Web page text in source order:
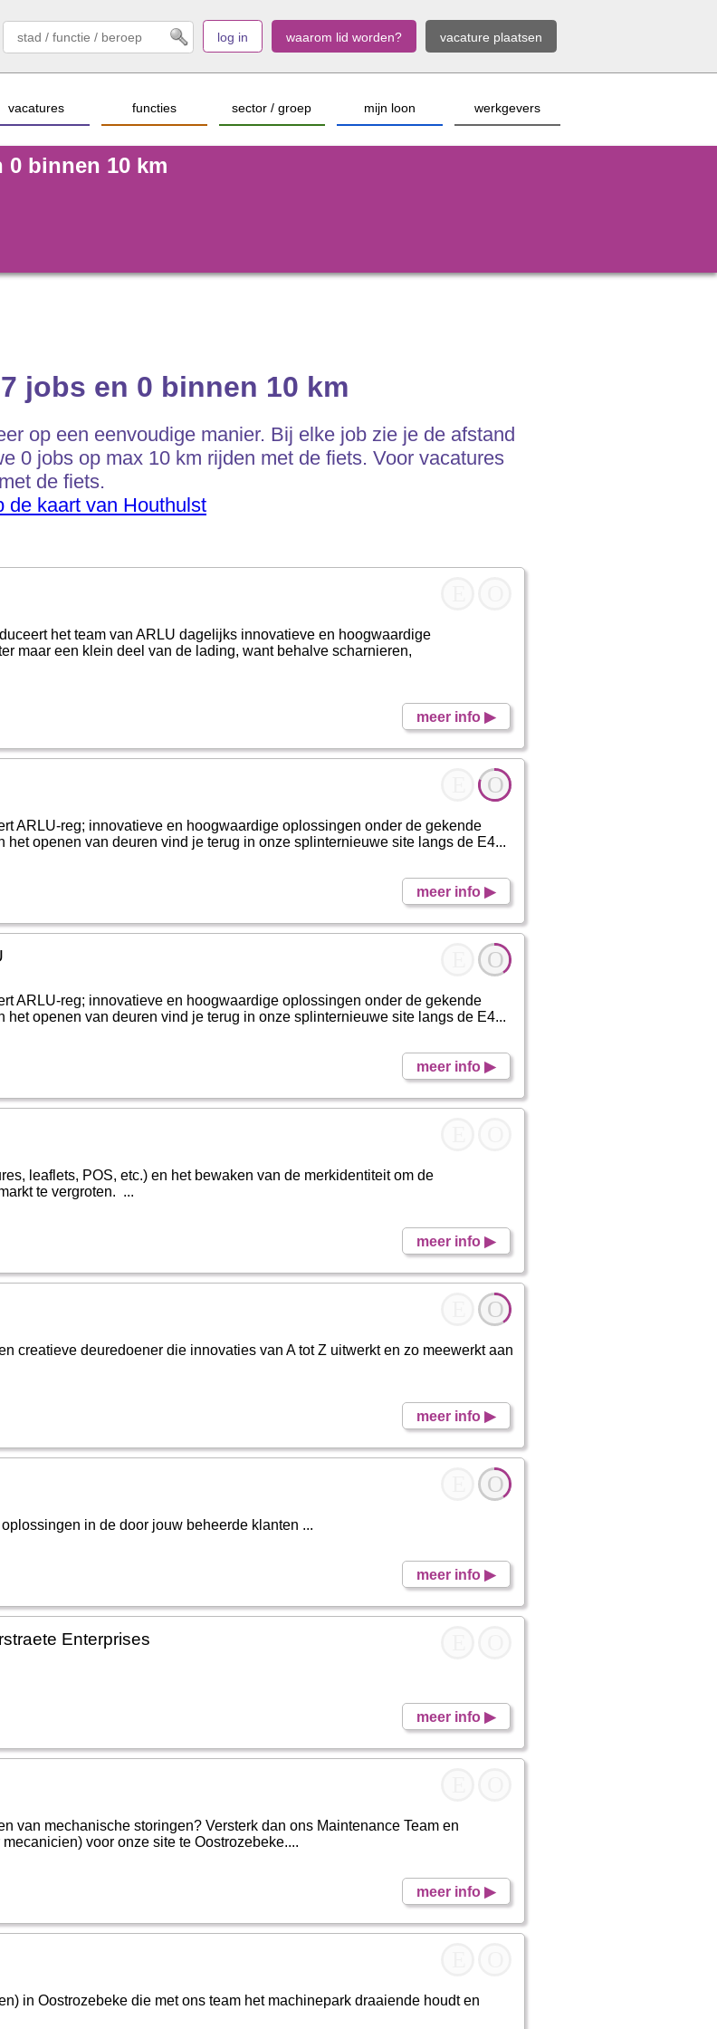
vacature plaatsen
waarom lid worden?
log in
werkgevers
mijn loon
sector / groep
functies
vacatures
binnen 10 km
jobs en 0 binnen 10 km
op een eenvoudige manier. Bij elke job zie je de afstand
0 jobs op max 10 km rijden met de fiets. Voor vacatures
de fiets.
de kaart van Houthulst
het team van ARLU dagelijks innovatieve en hoogwaardige
maar een klein deel van de lading, want behalve scharnieren,
meer info ▶
O
ARLU-reg; innovatieve en hoogwaardige oplossingen onder de gekende
het openen van deuren vind je terug in onze splinternieuwe site langs de E4...
meer info ▶
O
ARLU-reg; innovatieve en hoogwaardige oplossingen onder de gekende
het openen van deuren vind je terug in onze splinternieuwe site langs de E4...
meer info ▶
leaflets, POS, etc.) en het bewaken van de merkidentiteit om de
te vergroten. ...
meer info ▶
O
creatieve deuredoener die innovaties van A tot Z uitwerkt en zo meewerkt aan
meer info ▶
O
in de door jouw beheerde klanten ...
meer info ▶
Enterprises
meer info ▶
van mechanische storingen? Versterk dan ons Maintenance Team en
voor onze site te Oostrozebeke....
meer info ▶
in Oostrozebeke die met ons team het machinepark draaiende houdt en